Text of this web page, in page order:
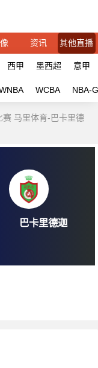
资讯 其他直播
西甲 墨西超 意甲
WCBA NBA-G
赛 马里体育-巴卡里德